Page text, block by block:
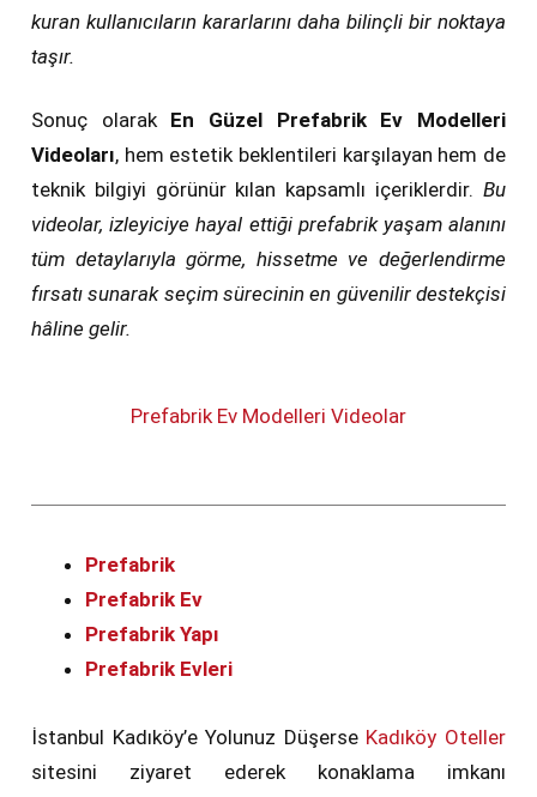
kuran kullanıcıların kararlarını daha bilinçli bir noktaya
taşır.
Sonuç olarak En Güzel Prefabrik Ev Modelleri
Videoları, hem estetik beklentileri karşılayan hem de
teknik bilgiyi görünür kılan kapsamlı içeriklerdir. Bu
videolar, izleyiciye hayal ettiği prefabrik yaşam alanını
tüm detaylarıyla görme, hissetme ve değerlendirme
fırsatı sunarak seçim sürecinin en güvenilir destekçisi
hâline gelir.
Prefabrik Ev Modelleri Videolar
Prefabrik
Prefabrik Ev
Prefabrik Yapı
Prefabrik Evleri
İstanbul Kadıköy’e Yolunuz Düşerse Kadıköy Oteller
sitesini ziyaret ederek konaklama imkanı